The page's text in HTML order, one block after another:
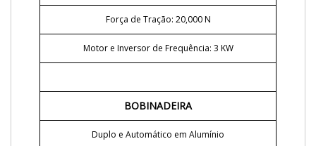
Força de Tração: 20,000 N
Motor e Inversor de Frequência: 3 KW
BOBINADEIRA
Duplo e Automático em Alumínio